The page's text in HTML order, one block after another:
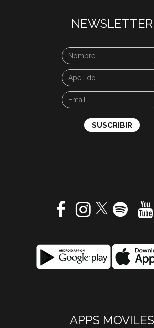
NEWSLETTER
APPS MOVILES